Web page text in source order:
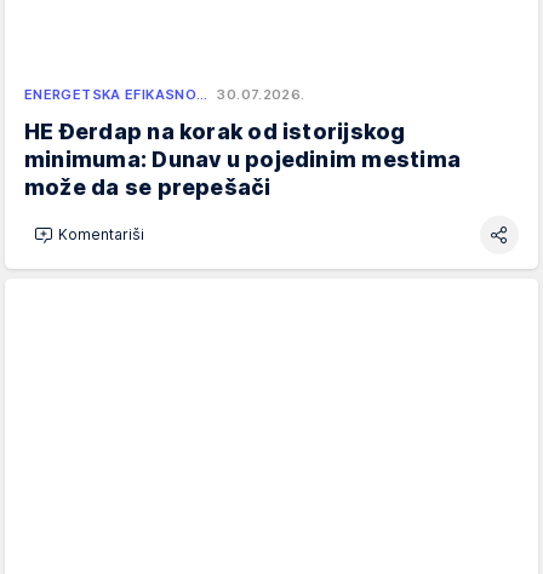
ENERGETSKA EFIKASNO… 30.07.2026.
HE Đerdap na korak od istorijskog
minimuma: Dunav u pojedinim mestima
može da se prepešači
Komentariši